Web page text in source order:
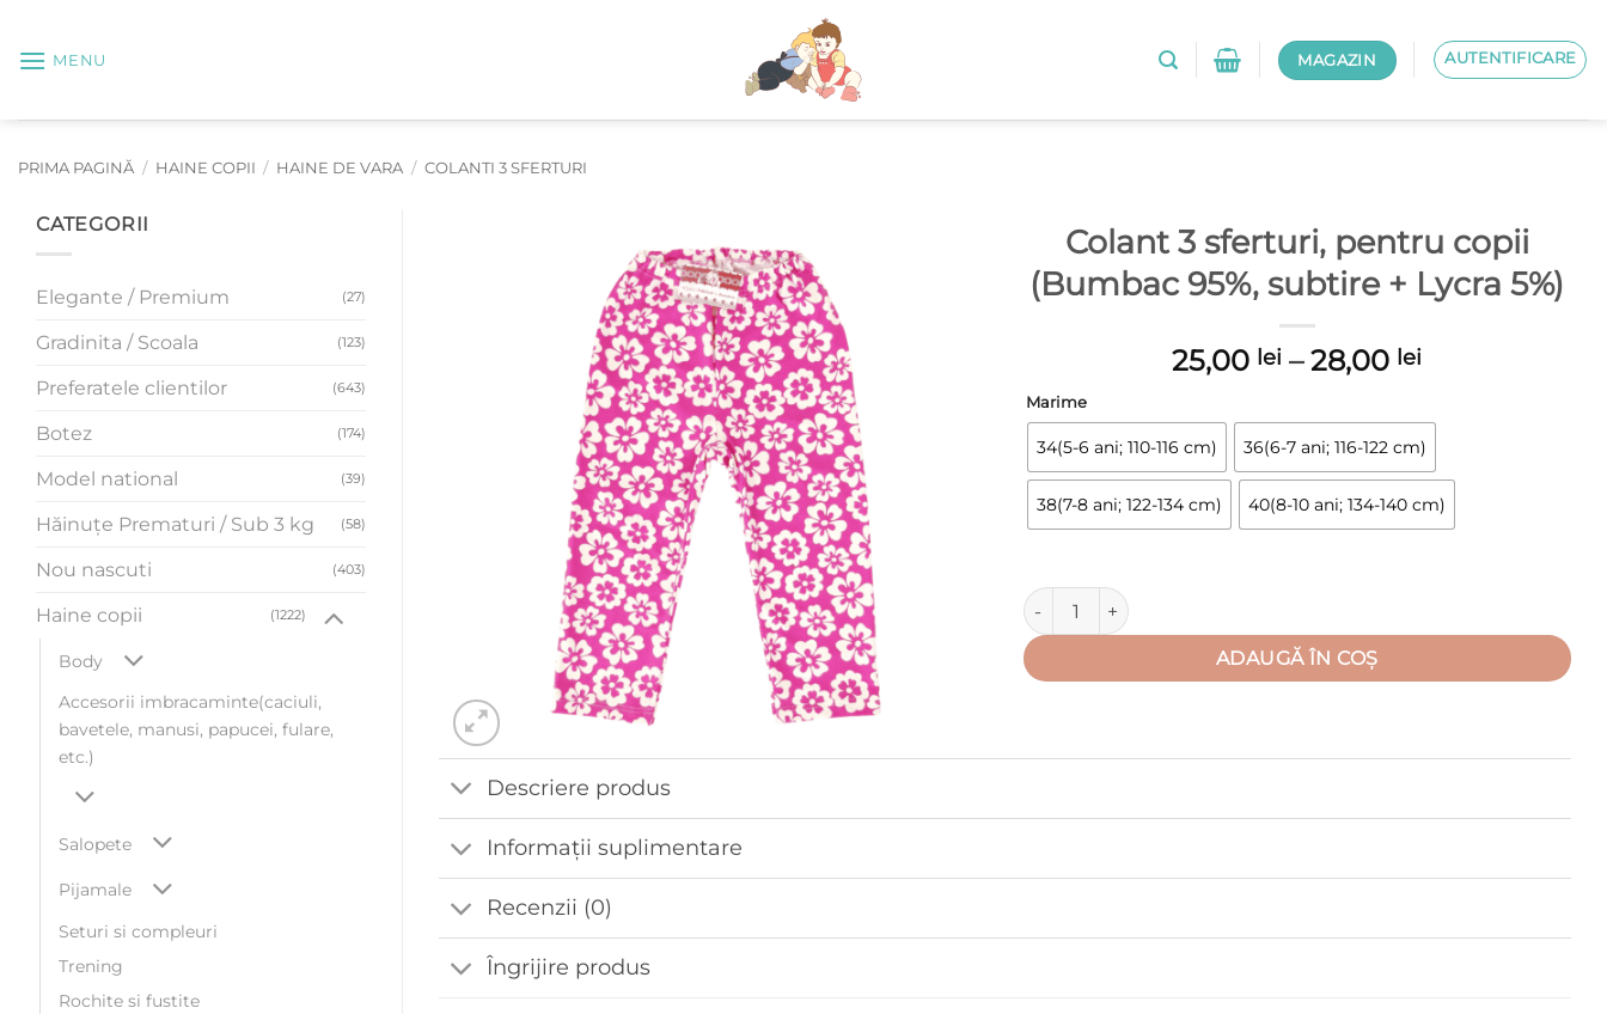
content
MENU MAGAZIN AUTENTIFICARE
PRIMA PAGINĂ / HAINE COPII / HAINE DE VARA / COLANTI 3 SFERTURI
CATEGORII
Elegante / Premium (27)
Gradinita / Scoala (123)
Preferatele clientilor (643)
Botez (174)
Model national (39)
Hăinuțe Prematuri / Sub 3 kg (58)
Nou nascuti (403)
Haine copii (1222)
Body
Accesorii imbracaminte(caciuli,
bavetele, manusi, papucei, fulare,
etc.)
Salopete
Pijamale
Seturi si compleuri
Trening
Rochite si fustite
Colant 3 sferturi, pentru copii
(Bumbac 95%, subtire + Lycra 5%)
25,00 lei – 28,00 lei
prețuri:
25,00 lei
până
la
28,00 lei
Marime
34(5-6 ani; 110-116 cm) 36(6-7 ani; 116-122 cm)
38(7-8 ani; 122-134 cm) 40(8-10 ani; 134-140 cm)
Cantitate Colant 3 sferturi, pentru copii (Bumbac 95%, subtire + Lycra
ADAUGĂ ÎN COȘ
Descriere produs
Informații suplimentare
Recenzii (0)
Îngrijire produs